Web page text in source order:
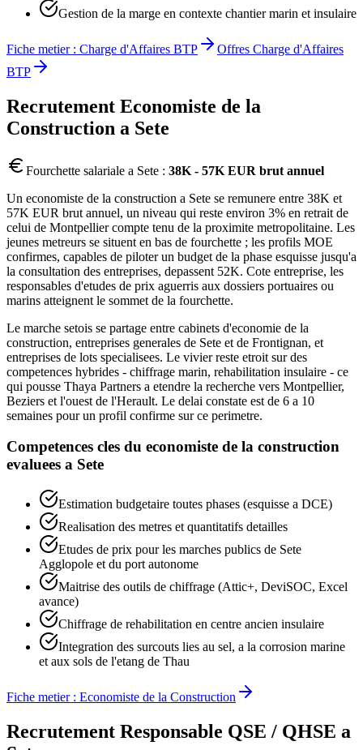
Gestion de la marge en contexte chantier marin et insulaire
Fiche metier : Charge d'Affaires BTP Offres Charge d'Affaires
BTP
Recrutement Economiste de la
Construction a Sete
Fourchette salariale a Sete : 38K - 57K EUR brut annuel
Un economiste de la construction a Sete se remunere entre 38K et
57K EUR brut annuel, un niveau qui reste environ 3% en retrait de
celui de Montpellier compte tenu de la proximite metropolitaine. Les
jeunes metreurs se situent en bas de fourchette ; les profils MOE
confirmes, capables de piloter un budget de la phase esquisse jusqu'a
la consultation des entreprises, depassent 52K. Cote entreprise, les
responsables d'etudes de prix aguerris aux dossiers portuaires ou
marins atteignent le sommet de la fourchette.
Le marche setois se partage entre cabinets d'economie de la
construction, entreprises generales de Sete et de Frontignan, et
entreprises de lots specialisees. Le vivier reste etroit sur des
competences hybrides - chiffrage marin, rehabilitation insulaire - ce
qui pousse Thaya Partners a etendre la recherche vers Montpellier,
Beziers et l'ouest de l'Herault. Le delai constate est de 6 a 10
semaines pour un profil confirme sur ce perimetre.
Competences cles du economiste de la construction
evaluees a Sete
Estimation budgetaire toutes phases (esquisse a DCE)
Realisation des metres et quantitatifs detailles
Etudes de prix pour les marches publics de Sete
Agglopole et du port autonome
Maitrise des outils de chiffrage (Attic+, DeviSOC, Excel
avance)
Chiffrage de rehabilitation en centre ancien insulaire
Integration des surcouts lies au sel, a la corrosion marine
et aux sols de l'etang de Thau
Fiche metier : Economiste de la Construction
Recrutement Responsable QSE / QHSE a